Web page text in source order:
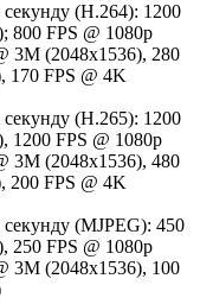
(H.264): 1200
800 FPS @ 1080p
3M (2048x1536), 280
170 FPS @ 4K
(H.265): 1200
1200 FPS @ 1080p
3M (2048x1536), 480
200 FPS @ 4K
(MJPEG): 450
250 FPS @ 1080p
3M (2048x1536), 100